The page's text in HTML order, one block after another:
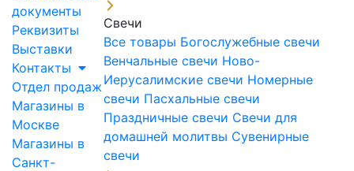
документы
Реквизиты
Выставки
Контакты
Отдел продаж
Магазины в
Москве
Магазины в
Санкт-
Свечи
Все товары Богослужебные свечи
Венчальные свечи Ново-
Иерусалимские свечи Номерные
свечи Пасхальные свечи
Праздничные свечи Свечи для
домашней молитвы Сувенирные
свечи